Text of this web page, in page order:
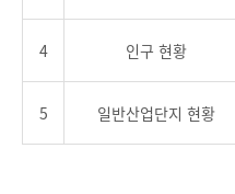
4 인구 현황
5 일반산업단지 현황